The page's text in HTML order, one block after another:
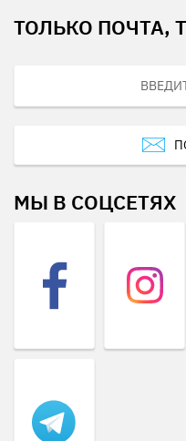
ТОЛЬКО ПОЧТА,
МЫ В СОЦСЕТЯХ